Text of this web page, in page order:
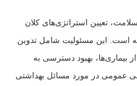
تعیین استراتژی‌های کلان
است. این مسئولیت شامل تدوین
بیماری‌ها، بهبود دسترسی به
عمومی در مورد مسائل بهداشتی